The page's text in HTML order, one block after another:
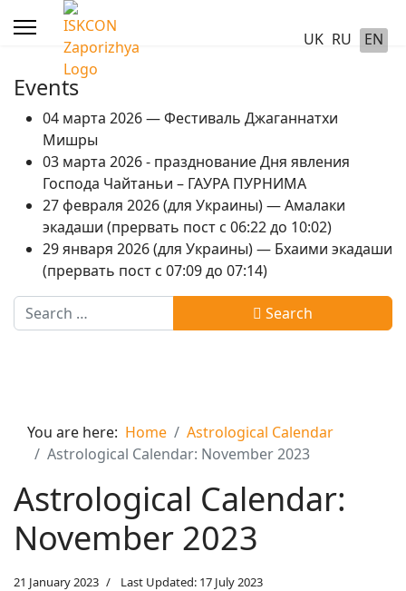
UK RU EN
Events
04 марта 2026 — Фестиваль Джаганнатхи
Мишры
03 марта 2026 - празднование Дня явления
Господа Чайтаньи – ГАУРА ПУРНИМА
27 февраля 2026 (для Украины) — Амалаки
экадаши (прервать пост с 06:22 до 10:02)
29 января 2026 (для Украины) — Бхаими экадаши
(прервать пост с 07:09 до 07:14)
Search
Search
You are here: Home
Astrological Calendar
Astrological Calendar: November 2023
Astrological Calendar:
November 2023
21 January 2023 Last Updated: 17 July 2023